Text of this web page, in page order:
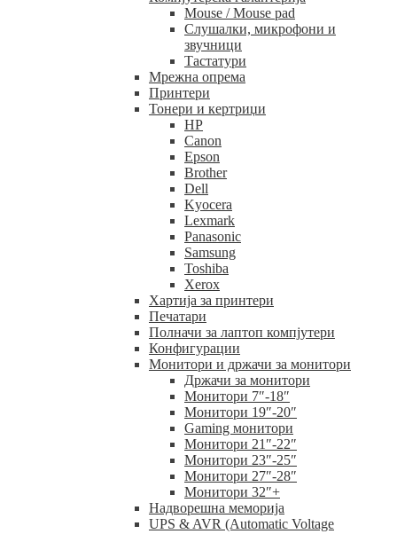
Mouse / Mouse pad
Слушалки, микрофони и
звучници
Тастатури
Мрежна опрема
Принтери
Тонери и кертриџи
HP
Canon
Epson
Brother
Dell
Kyocera
Lexmark
Panasonic
Samsung
Toshiba
Xerox
Хартија за принтери
Печатари
Полначи за лаптоп компјутери
Конфигурации
Монитори и држачи за монитори
Држачи за монитори
Монитори 7″-18″
Монитори 19″-20″
Gaming монитори
Монитори 21″-22″
Монитори 23″-25″
Монитори 27″-28″
Монитори 32″+
Надворешна меморија
UPS & AVR (Automatic Voltage